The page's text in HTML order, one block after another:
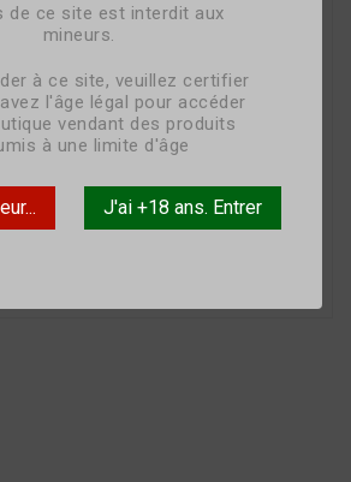
de ce site est interdit aux
mineurs.
à ce site, veuillez certifier
l'âge légal pour accéder
vendant des produits
à une limite d'âge
J'ai +18 ans. Entrer